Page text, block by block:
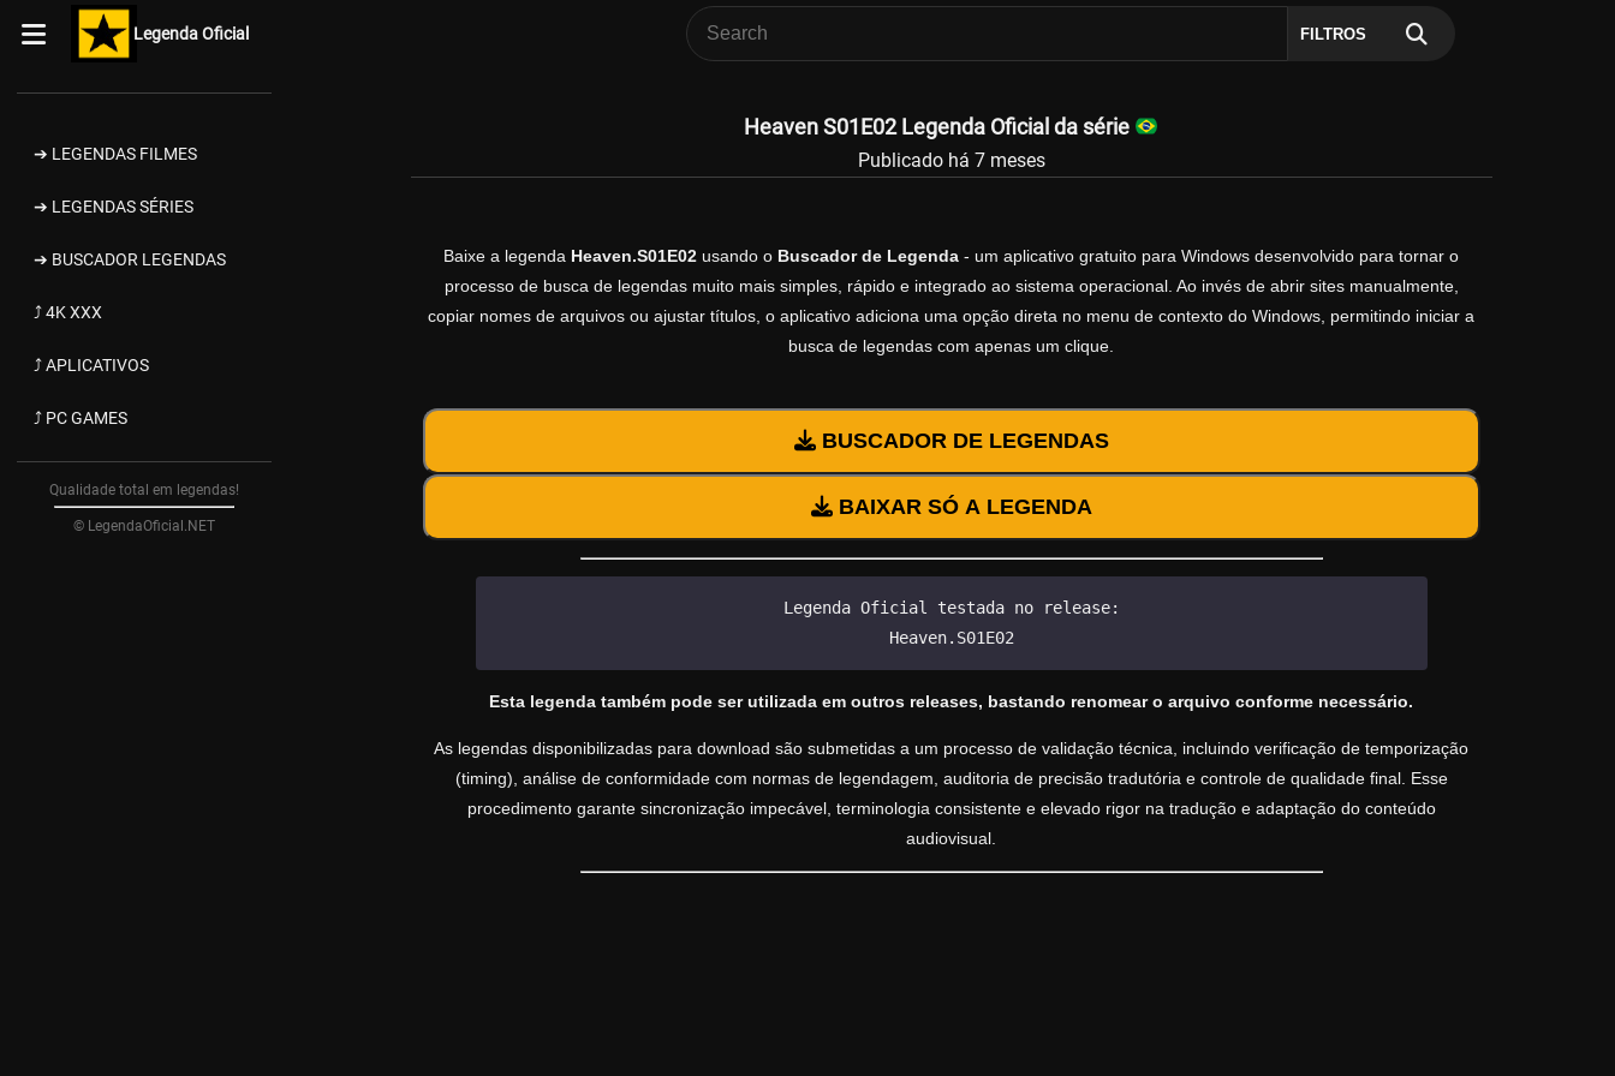
Legenda Oficial FILTROS
➔ LEGENDAS FILMES
➔ LEGENDAS SÉRIES
➔ BUSCADOR LEGENDAS
⤴ 4K XXX
⤴ APLICATIVOS
⤴ PC GAMES
Qualidade total em legendas!
© LegendaOficial.NET
Heaven S01E02 Legenda Oficial da série
Publicado há 7 meses
Baixe a legenda Heaven.S01E02 usando o Buscador de Legenda - um aplicativo gratuito para Windows desenvolvido para tornar o
processo de busca de legendas muito mais simples, rápido e integrado ao sistema operacional. Ao invés de abrir sites manualmente,
copiar nomes de arquivos ou ajustar títulos, o aplicativo adiciona uma opção direta no menu de contexto do Windows, permitindo iniciar a
busca de legendas com apenas um clique.
BUSCADOR DE LEGENDAS
BAIXAR SÓ A LEGENDA
Legenda Oficial testada no release:
Heaven.S01E02
Esta legenda também pode ser utilizada em outros releases, bastando renomear o arquivo conforme necessário.
As legendas disponibilizadas para download são submetidas a um processo de validação técnica, incluindo verificação de temporização
(timing), análise de conformidade com normas de legendagem, auditoria de precisão tradutória e controle de qualidade final. Esse
procedimento garante sincronização impecável, terminologia consistente e elevado rigor na tradução e adaptação do conteúdo
audiovisual.